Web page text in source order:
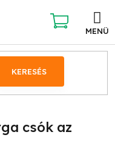
KERESÉS
KOSÁR
csók az